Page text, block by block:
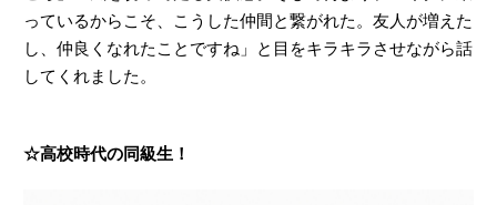
っているからこそ、こうした仲間と繋がれた。友人が増えた
し、仲良くなれたことですね」と目をキラキラさせながら話
してくれました。
☆高校時代の同級生！